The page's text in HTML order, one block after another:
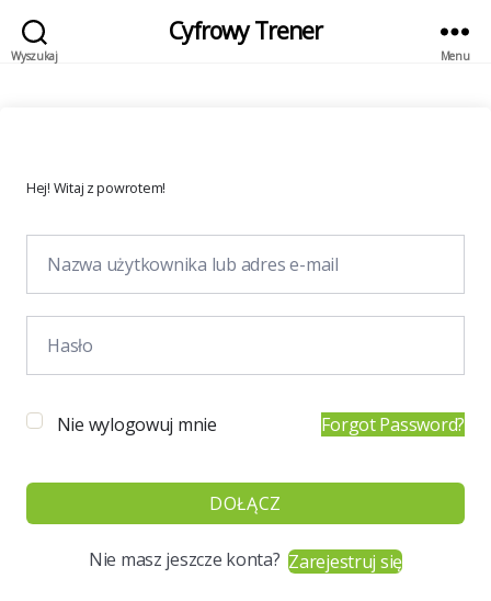
Wyszukaj
Cyfrowy Trener
Menu
Hej! Witaj z powrotem!
Nie wylogowuj mnie Forgot Password?
DOŁĄCZ
Nie masz jeszcze konta?Zarejestruj się